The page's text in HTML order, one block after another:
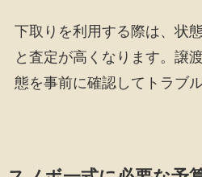
下取りを利用する際は、状
と査定が高くなります。譲
態を事前に確認してトラブ